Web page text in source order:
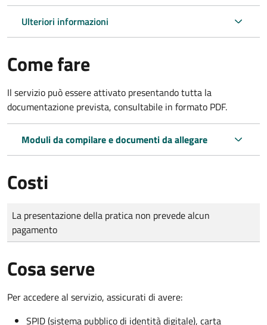
Ulteriori informazioni
Come fare
Il servizio può essere attivato presentando tutta la
documentazione prevista, consultabile in formato PDF.
Moduli da compilare e documenti da allegare
Costi
Tipo di pagamento
Importo
La presentazione della pratica non prevede alcun
pagamento
Cosa serve
Per accedere al servizio, assicurati di avere:
SPID (sistema pubblico di identità digitale), carta